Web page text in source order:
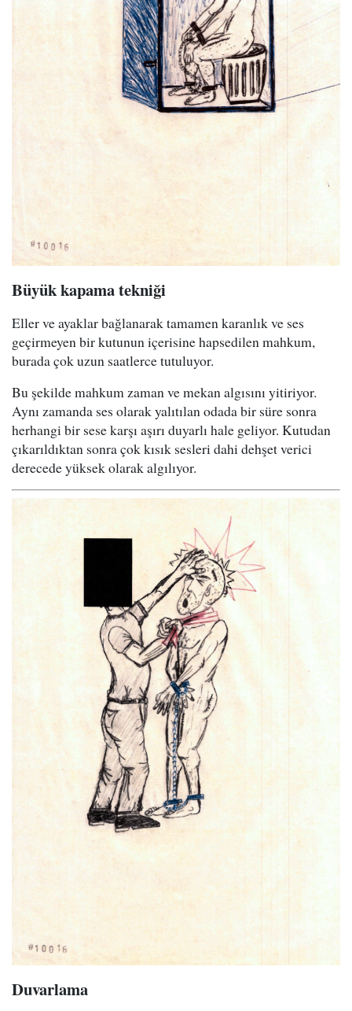
Büyük kapama tekniği
Eller ve ayaklar bağlanarak tamamen karanlık ve ses
geçirmeyen bir kutunun içerisine hapsedilen mahkum,
burada çok uzun saatlerce tutuluyor.
Bu şekilde mahkum zaman ve mekan algısını yitiriyor.
Aynı zamanda ses olarak yalıtılan odada bir süre sonra
herhangi bir sese karşı aşırı duyarlı hale geliyor. Kutudan
çıkarıldıktan sonra çok kısık sesleri dahi dehşet verici
derecede yüksek olarak algılıyor.
Duvarlama